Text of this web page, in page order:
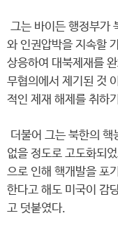
그는 바이든 행정부가
와 인권압박을 지속할
상응하여 대북제재를
무협의에서 제기된 것
적인 제재 해제를 취하
더불어 그는 북한의
없을 정도로 고도화되
으로 인해 핵개발을 포
한다고 해도 미국이 감
고 덧붙였다.